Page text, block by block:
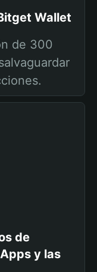
Wallet
de 300
de
y las